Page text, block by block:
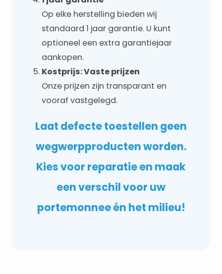
Op elke herstelling bieden wij
standaard 1 jaar garantie. U kunt
optioneel een extra garantiejaar
aankopen.
Kostprijs: Vaste prijzen
Onze prijzen zijn transparant en
vooraf vastgelegd.
Laat defecte toestellen geen
wegwerpproducten worden.
Kies voor reparatie en maak
een verschil voor uw
portemonnee én het milieu!